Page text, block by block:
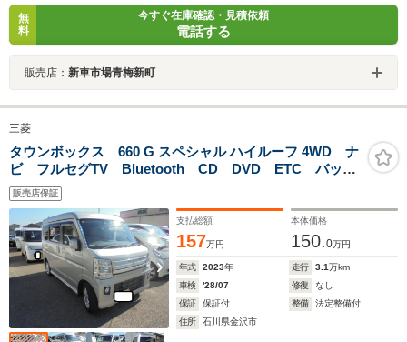
無
料
今すぐ在庫確認・見積依頼
電話する
販売店： 新車市場青梅新町
三菱
タウンボックス 660 G スペシャル ハイルーフ 4WD ナ
ビ フルセグTV Bluetooth CD DVD ETC バック
カメラ 両側パワースライドドア 電動オートステッ
プ 衝突軽減装置 ワンオーナー
販売店保証
支払総額
157万円
本体価格
150.0万円
年式 2023年 走行 3.1万km
車検
'28/07 修復
なし
保証
保証付 整備
法定整備付
住所
石川県金沢市